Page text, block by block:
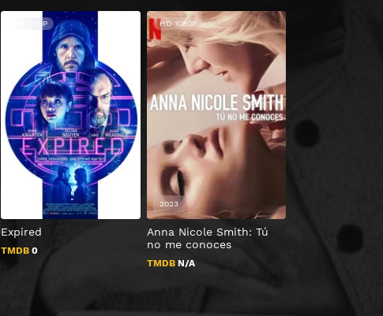
Expired
TMDB 0
HD 720P
Anna Nicole Smith: Tú
no me conoces
TMDBN/A
HD 1080P
2023